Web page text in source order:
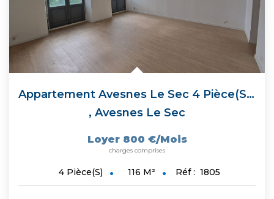
Appartement Avesnes Le Sec 4 Pièce(s) 115.50 M2
, Avesnes Le Sec
Loyer 800 €/mois
charges comprises
4 Pièce(s) 116 M² Réf : 1805